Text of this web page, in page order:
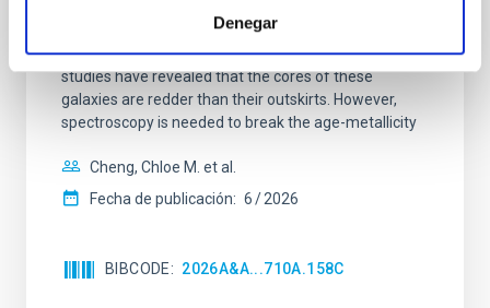
Denegar
insights into star-formation quenching and stellar
mass assembly mechanisms. Previous photometric
studies have revealed that the cores of these
galaxies are redder than their outskirts. However,
spectroscopy is needed to break the age-metallicity
Cheng, Chloe M. et al.
Fecha de publicación: 6 2026
BIBCODE 2026A&A...710A.158C